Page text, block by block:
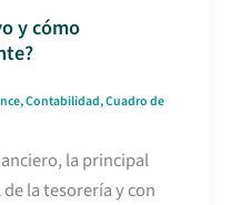
y cómo
,Contabilidad,Cuadro de
la principal
la tesorería y con